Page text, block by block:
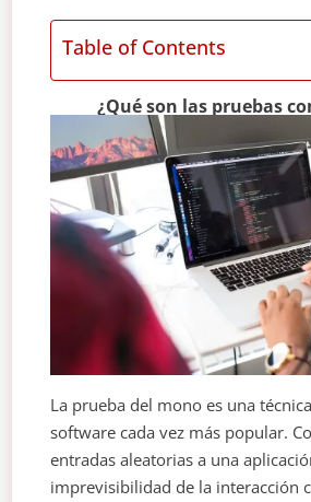
Table of Contents
¿Qué son las pruebas
La prueba del mono es una
software cada vez más popular.
entradas aleatorias a una
imprevisibilidad de la interacción